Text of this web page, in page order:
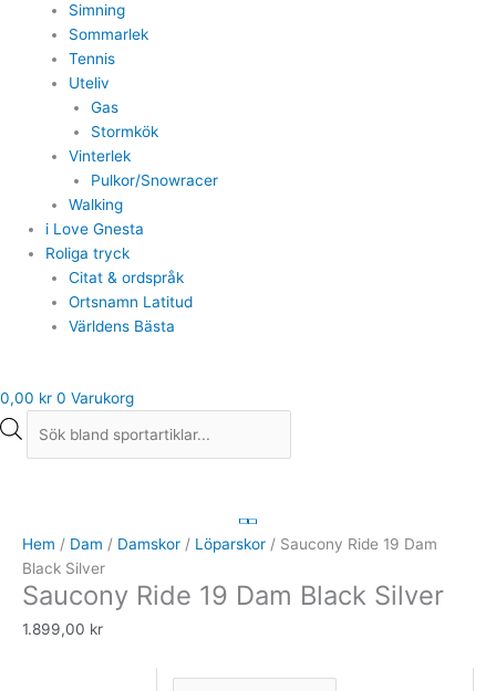
Simning
Sommarlek
Tennis
Uteliv
Gas
Stormkök
Vinterlek
Pulkor/Snowracer
Walking
i Love Gnesta
Roliga tryck
Citat & ordspråk
Ortsnamn Latitud
Världens Bästa
0,00 kr 0 Varukorg
Hem / Dam / Damskor / Löparskor / Saucony Ride 19 Dam
Black Silver
Saucony Ride 19 Dam Black Silver
1.899,00 kr
19
Dam
Black
mängd